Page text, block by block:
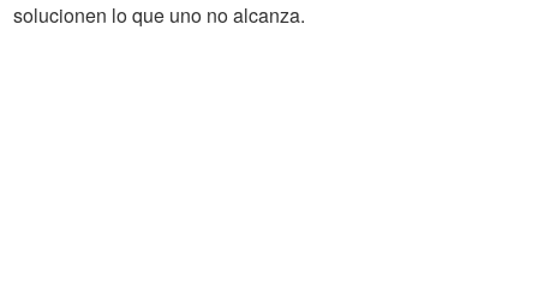
solucionen lo que uno no alcanza.